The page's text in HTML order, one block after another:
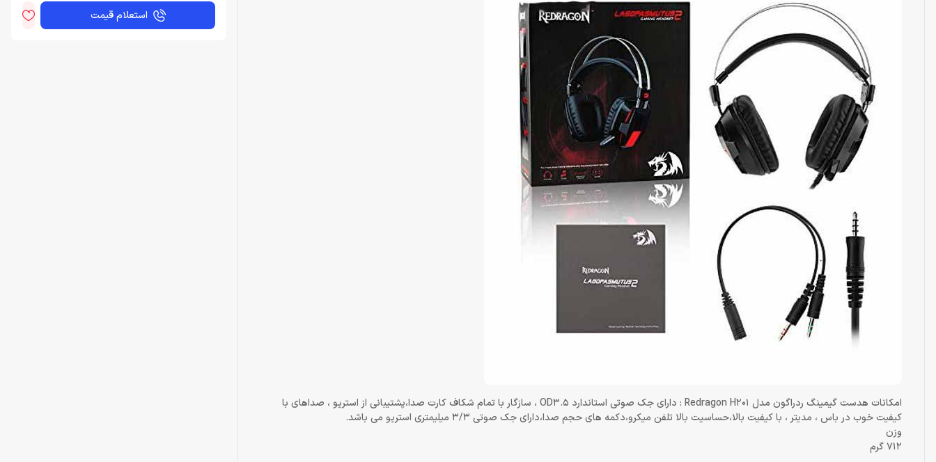
امکانات هدست گیمینگ ردراگون مدل Redragon H201 : دارای جک صوتی استاندارد OD3.5 ، سازگار با تمام شکاف کارت صدا،پشتیبانی از استریو ، صداهای با
کیفیت خوب در باس ، مدیتر ، با کیفیت بالا،حساسیت بالا تلفن میکرو،دکمه های حجم صدا،دارای جک صوتی 3/3 میلیمتری استریو می باشد.
وزن
712 گرم
استعلام قیمت